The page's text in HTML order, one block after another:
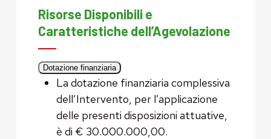
Risorse Disponibili e
Caratteristiche dell’Agevolazione
Dotazione finanziaria
La dotazione finanziaria complessiva
dell’Intervento, per l’applicazione
delle presenti disposizioni attuative,
è di € 30.000.000,00.